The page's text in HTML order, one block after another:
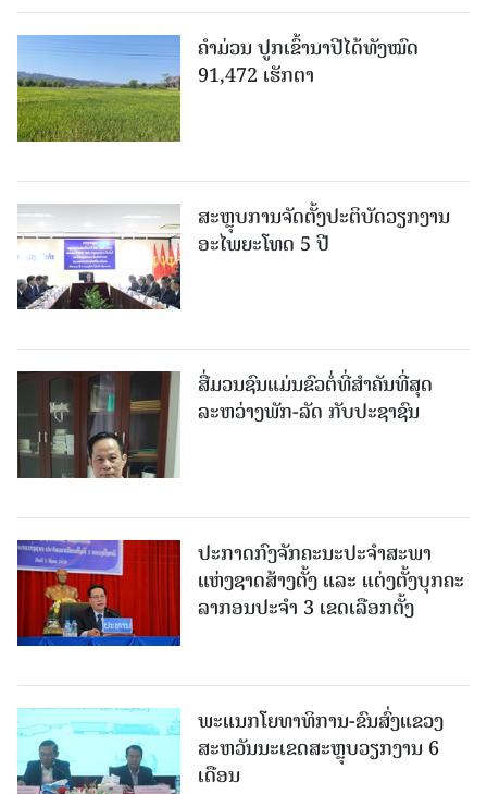
ຄໍາມ່ວນ ປູກເຂົ້ານາປີໄດ້ທັງໝົດ
91,472 ເຮັກຕາ
ສະຫຼຸບການຈັດຕັ້ງປະຕິບັດວຽກງານ
ອະໄພຍະໂທດ 5 ປີ
ສື່ມວນຊົນແມ່ນຂົວຕໍ່ທີ່ສໍາຄັນທີ່ສຸດ
ລະຫວ່າງພັກ-ລັດ ກັບປະຊາຊົນ
ປະກາດກົງຈັກຄະນະປະຈໍາສະພາ
ແຫ່ງຊາດສ້າງຕັ້ງ ແລະ ແຕ່ງຕັ້ງບຸກຄະ
ລາກອນປະຈໍາ 3 ເຂດເລືອກຕັ້ງ
ພະແນກໂຍທາທິການ-ຂົນສົ່ງແຂວງ
ສະຫວັນນະເຂດສະຫຼຸບວຽກງານ 6
ເດືອນ